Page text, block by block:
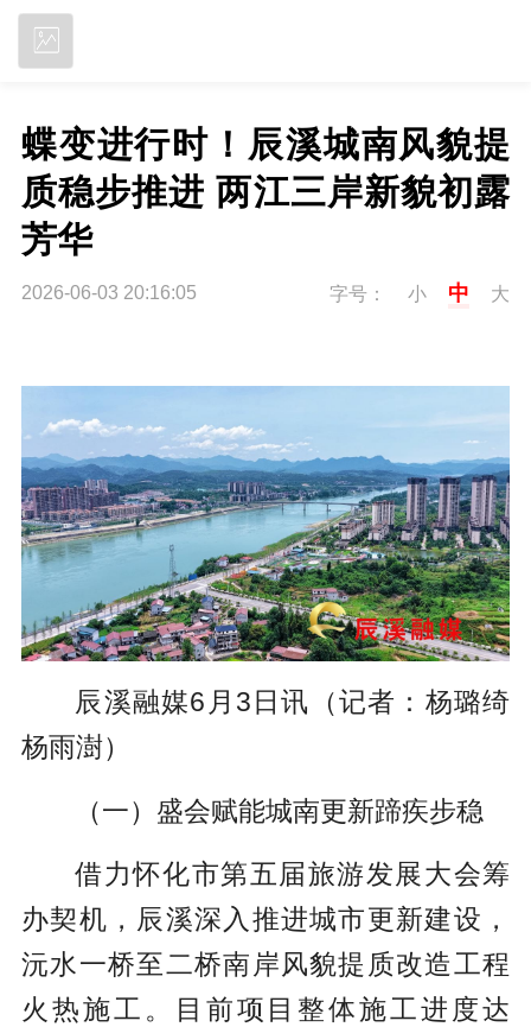
蝶变进行时！辰溪城南风貌提
质稳步推进 两江三岸新貌初露
芳华
2026-06-03 20:16:05 字号： 小 中 大
辰溪融媒6月3日讯（记者：杨璐绮
杨雨澍）
（一）盛会赋能城南更新蹄疾步稳
借力怀化市第五届旅游发展大会筹
办契机，辰溪深入推进城市更新建设，
沅水一桥至二桥南岸风貌提质改造工程
火热施工。目前项目整体施工进度达